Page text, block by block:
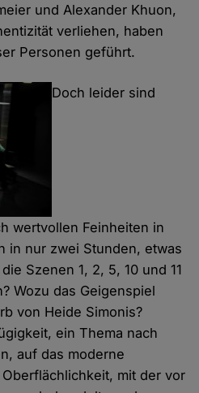
und Alexander Khuon,
verliehen, haben
Personen geführt.
Doch leider sind
wertvollen Feinheiten in
in nur zwei Stunden, etwas
Szenen 1, 2, 5, 10 und 11
Wozu das Geigenspiel
von Heide Simonis?
ein Thema nach
auf das moderne
mit der vor